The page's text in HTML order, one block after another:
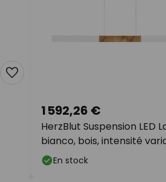
HerzBlut Suspension LED
bianco, bois, intensité
1 592,26 €
En stock